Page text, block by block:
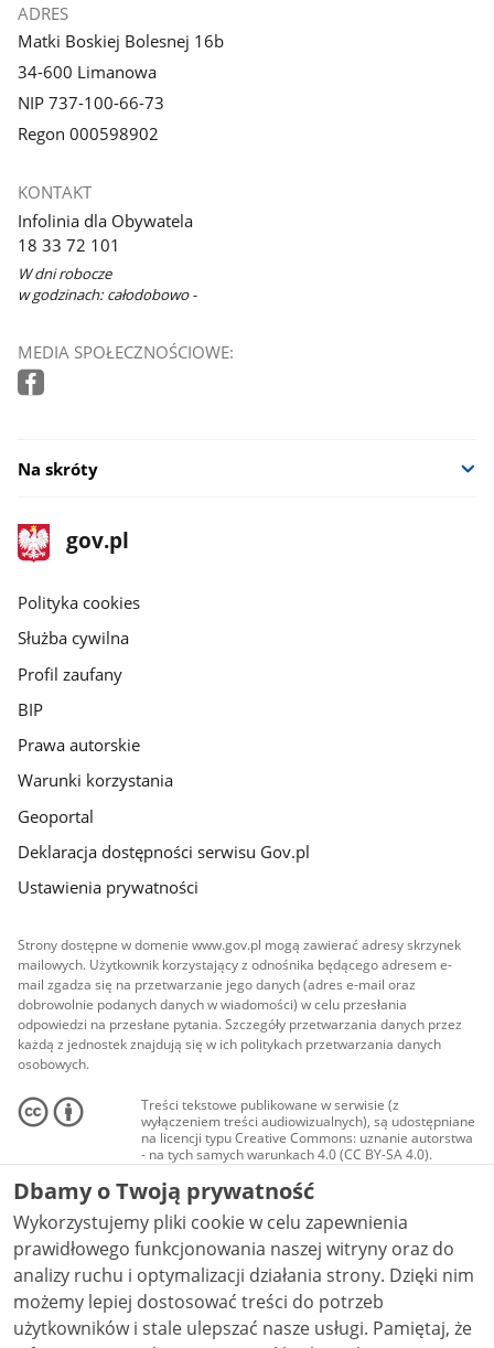
ADRES
Matki Boskiej Bolesnej 16b
34-600 Limanowa
NIP 737-100-66-73
Regon 000598902
KONTAKT
Infolinia dla Obywatela
18 33 72 101
W dni robocze
w godzinach: całodobowo -
MEDIA SPOŁECZNOŚCIOWE:
Na skróty
stopka
gov.pl
Strona
gov.pl
gov.pl
Polityka cookies
Służba cywilna
Profil zaufany
BIP
Prawa autorskie
Warunki korzystania
Geoportal
Deklaracja dostępności serwisu Gov.pl
Ustawienia prywatności
Strony dostępne w domenie www.gov.pl mogą zawierać adresy skrzynek
mailowych. Użytkownik korzystający z odnośnika będącego adresem e-
mail zgadza się na przetwarzanie jego danych (adres e-mail oraz
dobrowolnie podanych danych w wiadomości) w celu przesłania
odpowiedzi na przesłane pytania. Szczegóły przetwarzania danych przez
każdą z jednostek znajdują się w ich politykach przetwarzania danych
osobowych.
Treści tekstowe publikowane w serwisie (z
wyłączeniem treści audiowizualnych), są udostępniane
na licencji typu Creative Commons: uznanie autorstwa
- na tych samych warunkach 4.0 (CC BY-SA 4.0).
Materiały audiowizualne, w tym zdjęcia, materiały
audio i wideo, są udostępniane na licencji typu
Creative Commons: uznanie autorstwa użycie
niekomercyjne - bez utworów zależnych 4.0 (CC BY-
NC-ND 4.0), o ile nie jest to stwierdzone inaczej.
Dbamy o Twoją prywatność
Wykorzystujemy pliki cookie w celu zapewnienia
prawidłowego funkcjonowania naszej witryny oraz do
analizy ruchu i optymalizacji działania strony. Dzięki nim
możemy lepiej dostosować treści do potrzeb
użytkowników i stale ulepszać nasze usługi. Pamiętaj, że